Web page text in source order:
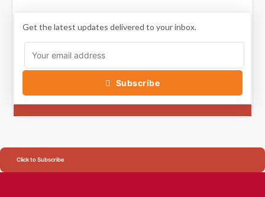
Get the latest updates delivered to your inbox.
Subscribe
Click to Subscribe